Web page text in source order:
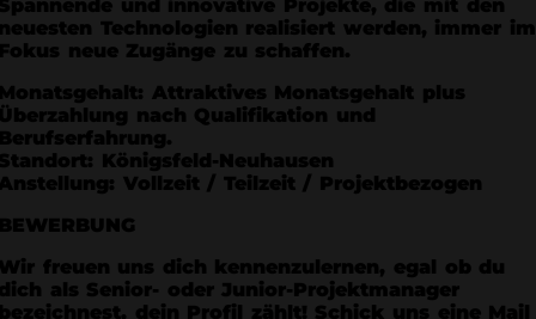
und innovative Projekte, die mit den
Technologien realisiert werden, immer im
neue Zugänge zu schaffen.
Attraktives Monatsgehalt plus
nach Qualifikation und
Königsfeld-Neuhausen
Vollzeit / Teilzeit / Projektbezogen
freuen uns dich kennenzulernen, egal ob du
als Senior- oder Junior-Projektmanager
dein Profil zählt! Schick uns eine Mail